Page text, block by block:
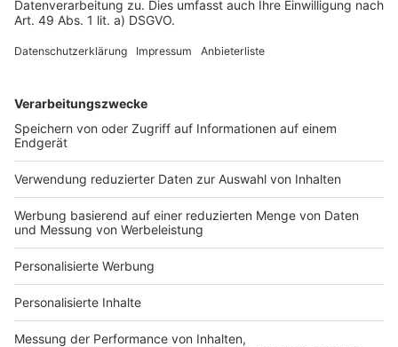
Impressum
Services
Bauprojekt-Quiz
Häuser-Suche
Hausanbieter-Suche
Bauprojekt-Profil
Für Unternehmen
Ihre Baufirma auf bauen.de
Kostenloses Infogespräch